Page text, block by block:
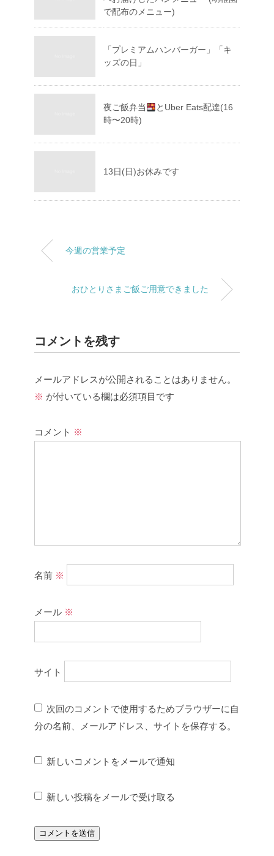
で配布のメニュー)
「プレミアムハンバーガー」「キ
ッズの日」
夜ご飯弁当
とUber Eats配達(16
時〜20時)
13日(日)お休みです
今週の営業予定
おひとりさまご飯ご用意できました
コメントを残す
メールアドレスが公開されることはありません。
※ が付いている欄は必須項目です
コメント ※
名前 ※
メール ※
サイト
次回のコメントで使用するためブラウザーに自
分の名前、メールアドレス、サイトを保存する。
新しいコメントをメールで通知
新しい投稿をメールで受け取る